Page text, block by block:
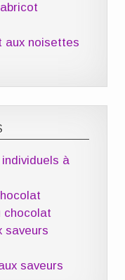
aux noisettes
à
chocolat
saveurs
saveurs